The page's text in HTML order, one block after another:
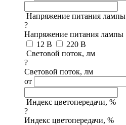
Напряжение питания лампы
?
Напряжение питания лампы
12 В
220 В
Световой поток, лм
?
Световой поток, лм
от
Индекс цветопередачи, %
?
Индекс цветопередачи, %